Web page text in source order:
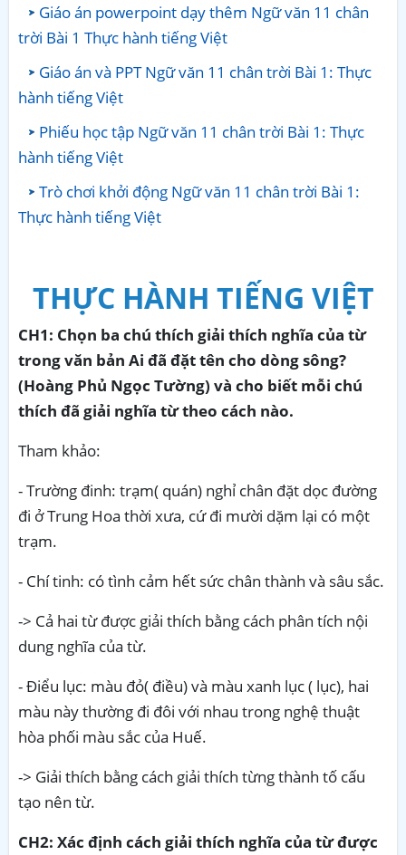
Giáo án powerpoint dạy thêm Ngữ văn 11 chân
trời Bài 1 Thực hành tiếng Việt
Giáo án và PPT Ngữ văn 11 chân trời Bài 1: Thực
hành tiếng Việt
Phiếu học tập Ngữ văn 11 chân trời Bài 1: Thực
hành tiếng Việt
Trò chơi khởi động Ngữ văn 11 chân trời Bài 1:
Thực hành tiếng Việt
THỰC HÀNH TIẾNG VIỆT
CH1: Chọn ba chú thích giải thích nghĩa của từ
trong văn bản Ai đã đặt tên cho dòng sông?
(Hoàng Phủ Ngọc Tường) và cho biết mỗi chú
thích đã giải nghĩa từ theo cách nào.
Tham khảo:
- Trường đinh: trạm( quán) nghỉ chân đặt dọc đường
đi ở Trung Hoa thời xưa, cứ đi mười dặm lại có một
trạm.
- Chí tinh: có tình cảm hết sức chân thành và sâu sắc.
-> Cả hai từ được giải thích bằng cách phân tích nội
dung nghĩa của từ.
- Điểu lục: màu đỏ( điều) và màu xanh lục ( lục), hai
màu này thường đi đôi với nhau trong nghệ thuật
hòa phối màu sắc của Huế.
-> Giải thích bằng cách giải thích từng thành tố cấu
tạo nên từ.
CH2: Xác định cách giải thích nghĩa của từ được